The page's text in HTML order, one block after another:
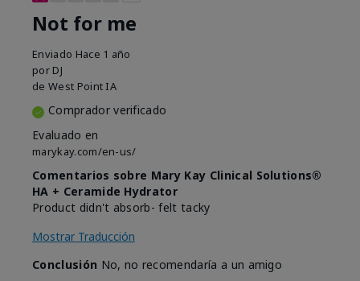
Not for me
Enviado Hace 1 año
por DJ
de West Point IA
Comprador verificado
Evaluado en
marykay.com/en-us/
Comentarios sobre Mary Kay Clinical Solutions®
HA + Ceramide Hydrator
Product didn't absorb- felt tacky
Mostrar Traducción
Conclusión No, no recomendaría a un amigo